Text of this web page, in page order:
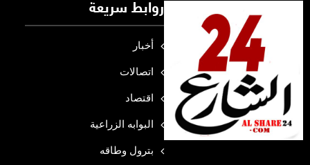
روابط سريعة
أخبار
اتصالات
اقتصاد
البوابه الزراعية
بترول وطاقه